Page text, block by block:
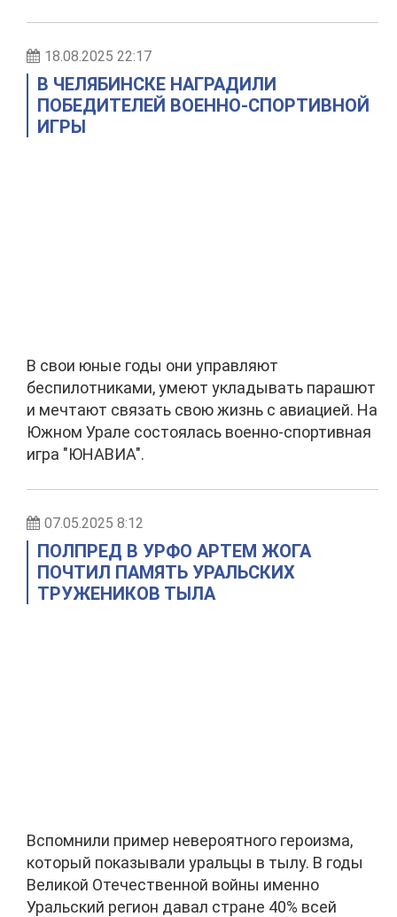
18.08.2025 22:17
В ЧЕЛЯБИНСКЕ НАГРАДИЛИ
ПОБЕДИТЕЛЕЙ ВОЕННО-СПОРТИВНОЙ
ИГРЫ
В свои юные годы они управляют
беспилотниками, умеют укладывать парашют
и мечтают связать свою жизнь с авиацией. На
Южном Урале состоялась военно-спортивная
игра "ЮНАВИА".
07.05.2025 8:12
ПОЛПРЕД В УРФО АРТЕМ ЖОГА
ПОЧТИЛ ПАМЯТЬ УРАЛЬСКИХ
ТРУЖЕНИКОВ ТЫЛА
Вспомнили пример невероятного героизма,
который показывали уральцы в тылу. В годы
Великой Отечественной войны именно
Уральский регион давал стране 40% всей